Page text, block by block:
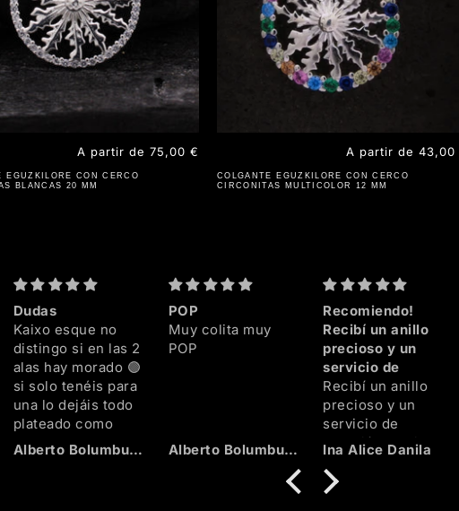
EGUZKILORE CON CERCO
BLANCAS 20 MM
Precio
habitual
A partir de 75,00 €
COLGANTE EGUZKILORE CON CERCO
CIRCONITAS MULTICOLOR 12 MM
Precio
habitual
A partir de 43,00
Dudas
Kaixo esque no
distingo si en las 2
alas hay morado 🟣
si solo tenéis para
una lo dejáis todo
plateado como
cuando me lo
Alberto Bolumburu Mendicute
POP
Muy colita muy
POP
Alberto Bolumburu Mendicute
Recomiendo!
Recibí un anillo
precioso y un
servicio de
Recibí un anillo
precioso y un
servicio de
atención al cliente
llego más rapido de
lo que esperaba!
Ina Alice Danila